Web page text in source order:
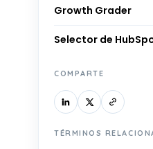
Growth Grader
Selector de
COMPARTE
TÉRMINOS